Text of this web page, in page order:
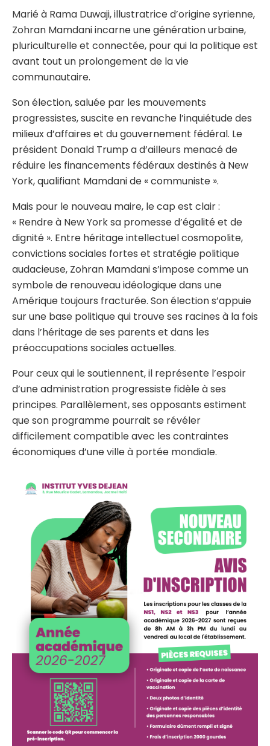
Marié à Rama Duwaji, illustratrice d’origine syrienne,
Zohran Mamdani incarne une génération urbaine,
pluriculturelle et connectée, pour qui la politique est
avant tout un prolongement de la vie
communautaire.
Son élection, saluée par les mouvements
progressistes, suscite en revanche l’inquiétude des
milieux d’affaires et du gouvernement fédéral. Le
président Donald Trump a d’ailleurs menacé de
réduire les financements fédéraux destinés à New
York, qualifiant Mamdani de « communiste ».
Mais pour le nouveau maire, le cap est clair :
« Rendre à New York sa promesse d’égalité et de
dignité ». Entre héritage intellectuel cosmopolite,
convictions sociales fortes et stratégie politique
audacieuse, Zohran Mamdani s’impose comme un
symbole de renouveau idéologique dans une
Amérique toujours fracturée. Son élection s’appuie
sur une base politique qui trouve ses racines à la fois
dans l’héritage de ses parents et dans les
préoccupations sociales actuelles.
Pour ceux qui le soutiennent, il représente l’espoir
d’une administration progressiste fidèle à ses
principes. Parallèlement, ses opposants estiment
que son programme pourrait se révéler
difficilement compatible avec les contraintes
économiques d’une ville à portée mondiale.